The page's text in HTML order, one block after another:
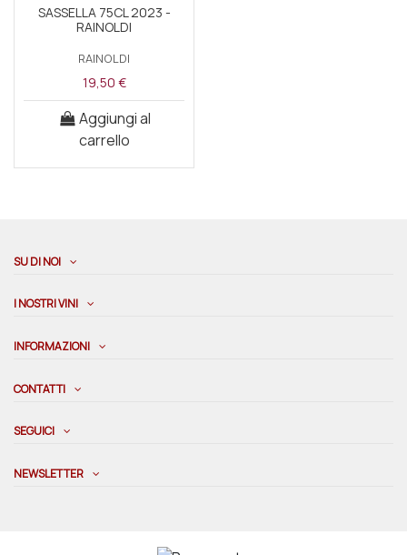
SASSELLA 75CL 2023 -
RAINOLDI
RAINOLDI
19,50 €
Aggiungi al
carrello
SU DI NOI
I NOSTRI VINI
INFORMAZIONI
CONTATTI
SEGUICI
NEWSLETTER